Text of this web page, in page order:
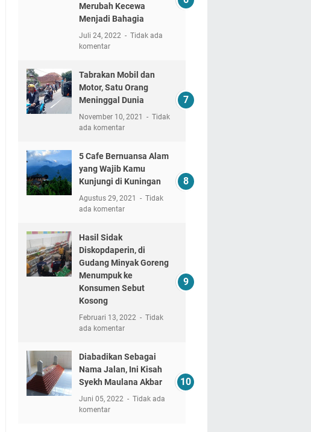
Merubah Kecewa
Menjadi Bahagia
Juli 24, 2022
Tidak ada
komentar
Tabrakan Mobil dan
Motor, Satu Orang
Meninggal Dunia
November 10, 2021
Tidak
ada komentar
5 Cafe Bernuansa Alam
yang Wajib Kamu
Kunjungi di Kuningan
Agustus 29, 2021
Tidak
ada komentar
Hasil Sidak
Diskopdaperin, di
Gudang Minyak Goreng
Menumpuk ke
Konsumen Sebut
Kosong
Februari 13, 2022
Tidak
ada komentar
Diabadikan Sebagai
Nama Jalan, Ini Kisah
Syekh Maulana Akbar
Juni 05, 2022
Tidak ada
komentar